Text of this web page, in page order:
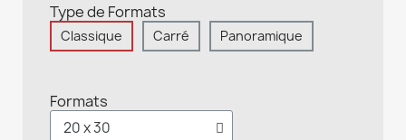
Type de Formats
Classique Carré Panoramique
Formats